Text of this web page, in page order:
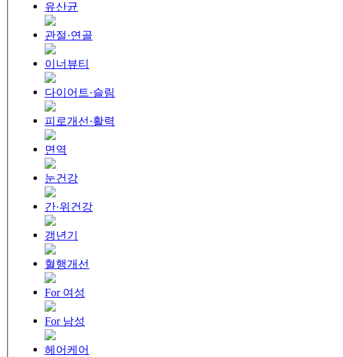
유산균
관절·연골
이너뷰티
다이어트·슬림
피로개선·활력
면역
눈건강
간·위건강
갱년기
혈행개선
For 여성
For 남성
헤어케어